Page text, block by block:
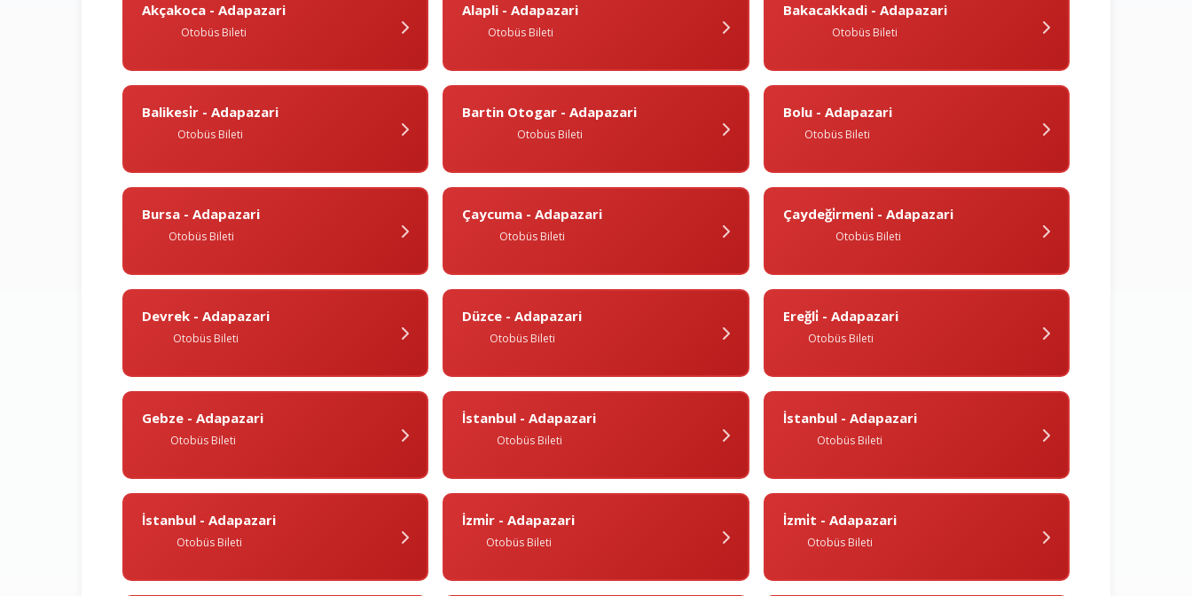
Akçakoca - Adapazari
Otobüs Bileti
Alapli - Adapazari
Otobüs Bileti
Bakacakkadi - Adapazari
Otobüs Bileti
Balikesi̇r - Adapazari
Otobüs Bileti
Bartin Otogar - Adapazari
Otobüs Bileti
Bolu - Adapazari
Otobüs Bileti
Bursa - Adapazari
Otobüs Bileti
Çaycuma - Adapazari
Otobüs Bileti
Çaydeği̇rmeni̇ - Adapazari
Otobüs Bileti
Devrek - Adapazari
Otobüs Bileti
Düzce - Adapazari
Otobüs Bileti
Ereğli̇ - Adapazari
Otobüs Bileti
Gebze - Adapazari
Otobüs Bileti
İstanbul - Adapazari
Otobüs Bileti
İstanbul - Adapazari
Otobüs Bileti
İstanbul - Adapazari
Otobüs Bileti
İzmi̇r - Adapazari
Otobüs Bileti
İzmi̇t - Adapazari
Otobüs Bileti